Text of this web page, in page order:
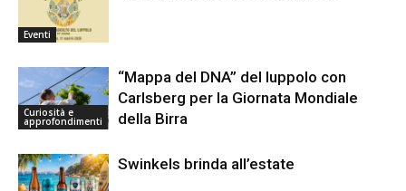
Eventi
Curiosità e
approfondimenti
“Mappa del DNA” del luppolo con
Carlsberg per la Giornata Mondiale
della Birra
Swinkels brinda all’estate